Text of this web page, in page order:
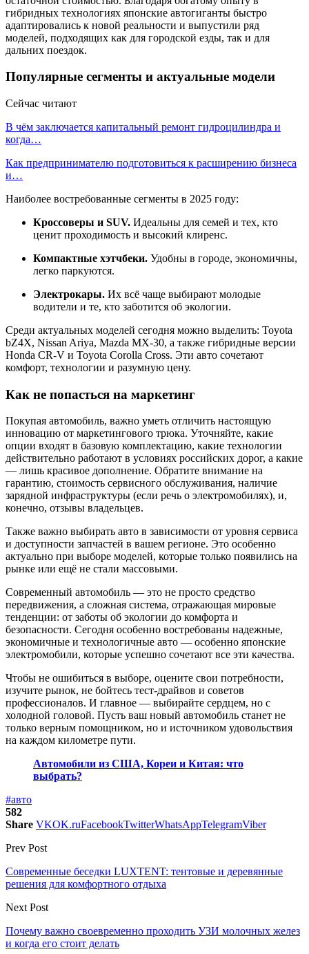
гибридных технологиях японские автогиганты быстро
адаптировались к новой реальности и выпустили ряд
моделей, подходящих как для городской езды, так и для
дальних поездок.
Популярные сегменты и актуальные модели
Сейчас читают
В чём заключается капитальный ремонт гидроцилиндра и
когда…
Как предпринимателю подготовиться к расширению бизнеса
и…
Наиболее востребованные сегменты в 2025 году:
Кроссоверы и SUV. Идеальны для семей и тех, кто
ценит проходимость и высокий клиренс.
Компактные хэтчбеки. Удобны в городе, экономичны,
легко паркуются.
Электрокары. Их всё чаще выбирают молодые
водители и те, кто заботится об экологии.
Среди актуальных моделей сегодня можно выделить: Toyota
bZ4X, Nissan Ariya, Mazda MX-30, а также гибридные версии
Honda CR-V и Toyota Corolla Cross. Эти авто сочетают
комфорт, технологии и разумную цену.
Как не попасться на маркетинг
Покупая автомобиль, важно уметь отличить настоящую
инновацию от маркетингового трюка. Уточняйте, какие
опции входят в базовую комплектацию, какие технологии
действительно работают в условиях российских дорог, а какие
— лишь красивое дополнение. Обратите внимание на
гарантию, стоимость сервисного обслуживания, наличие
зарядной инфраструктуры (если речь о электромобилях), и,
конечно, отзывы владельцев.
Также важно выбирать авто в зависимости от уровня сервиса
и доступности запчастей в вашем регионе. Это особенно
актуально при выборе моделей, которые только появились на
рынке или ещё не стали массовыми.
Современный автомобиль — это не просто средство
передвижения, а сложная система, отражающая мировые
тенденции: от заботы об экологии до комфорта и
безопасности. Сегодня особенно востребованы надежные,
экономичные и технологичные авто — особенно японские
электромобили, которые успешно сочетают все эти качества.
Чтобы не ошибиться в выборе, оцените свои потребности,
изучите рынок, не бойтесь тест-драйвов и советов
профессионалов. И главное — выбирайте сердцем, но с
холодной головой. Пусть ваш новый автомобиль станет не
только верным помощником, но и источником удовольствия
на каждом километре пути.
Автомобили из США, Кореи и Китая: что
выбрать?
#авто
582
Share VKOK.ruFacebookTwitterWhatsAppTelegramViber
Prev Post
Современные беседки LUXTENT: тентовые и деревянные
решения для комфортного отдыха
Next Post
Почему важно своевременно проходить УЗИ молочных желез
и когда его стоит делать